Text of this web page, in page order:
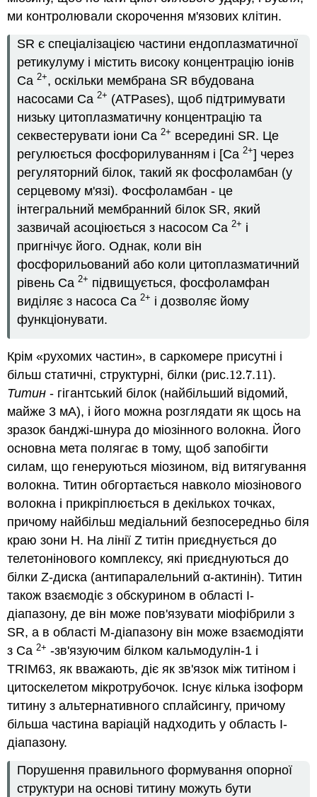
ми контролювали скорочення м'язових клітин.
SR є спеціалізацією частини ендоплазматичної
ретикулуму і містить високу концентрацію іонів
Ca2+, оскільки мембрана SR вбудована
насосами Ca2+ (ATPases), щоб підтримувати
низьку цитоплазматичну концентрацію та
секвестерувати іони Ca2+ всередині SR. Це
регулюється фосфорилуванням і [Ca2+] через
регуляторний білок, такий як фосфоламбан (у
серцевому м'язі). Фосфоламбан - це
інтегральний мембранний білок SR, який
зазвичай асоціюється з насосом Ca2+ і
пригнічує його. Однак, коли він
фосфорильований або коли цитоплазматичний
рівень Ca2+ підвищується, фосфоламфан
виділяє з насоса Ca2+ і дозволяє йому
функціонувати.
Крім «рухомих частин», в саркомере присутні і
більш статичні, структурні, білки (рис.12.7.11
12.7.11).
Титин - гігантський білок (найбільший відомий,
майже 3 мА), і його можна розглядати як щось на
зразок банджі-шнура до міозінного волокна. Його
основна мета полягає в тому, щоб запобігти
силам, що генеруються міозином, від витягування
волокна. Титин обгортається навколо міозінового
волокна і прикріплюється в декількох точках,
причому найбільш медіальний безпосередньо біля
краю зони Н. На лінії Z титін приєднується до
телетонінового комплексу, які приєднуються до
білки Z-диска (антипаралельний α-актинін). Титин
також взаємодіє з обскурином в області I-
діапазону, де він може пов'язувати міофібрили з
SR, а в області М-діапазону він може взаємодіяти
з Ca2+ -зв'язуючим білком кальмодулін-1 і
TRIM63, як вважають, діє як зв'язок між титіном і
цитоскелетом мікротрубочок. Існує кілька ізоформ
титину з альтернативного сплайсингу, причому
більша частина варіацій надходить у область I-
діапазону.
Порушення правильного формування опорної
структури на основі титину можуть бути